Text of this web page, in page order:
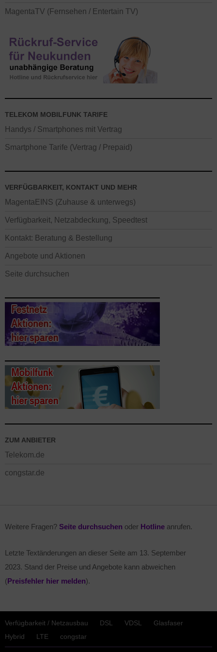
MagentaTV (Fernsehen / Entertain TV)
TELEKOM MOBILFUNK TARIFE
Handys / Smartphones mit Vertrag
Smartphone Tarife (Vertrag / Prepaid)
VERFÜGBARKEIT, KONTAKT UND MEHR
MagentaEINS (Zuhause & unterwegs)
Verfügbarkeit, Netzabdeckung, Speedtest
Kontakt: Beratung & Bestellung
Angebote und Aktionen
Seite durchsuchen
ZUM ANBIETER
Telekom.de
congstar.de
Weitere Fragen? Seite durchsuchen oder Hotline anrufen.
Letzte Textänderungen an dieser Seite am 13. September
2023. Stand der Preise und Angebote kann abweichen
(Preisfehler hier melden).
Verfügbarkeit / Netzausbau DSL VDSL
Glasfaser
Hybrid
LTE congstar